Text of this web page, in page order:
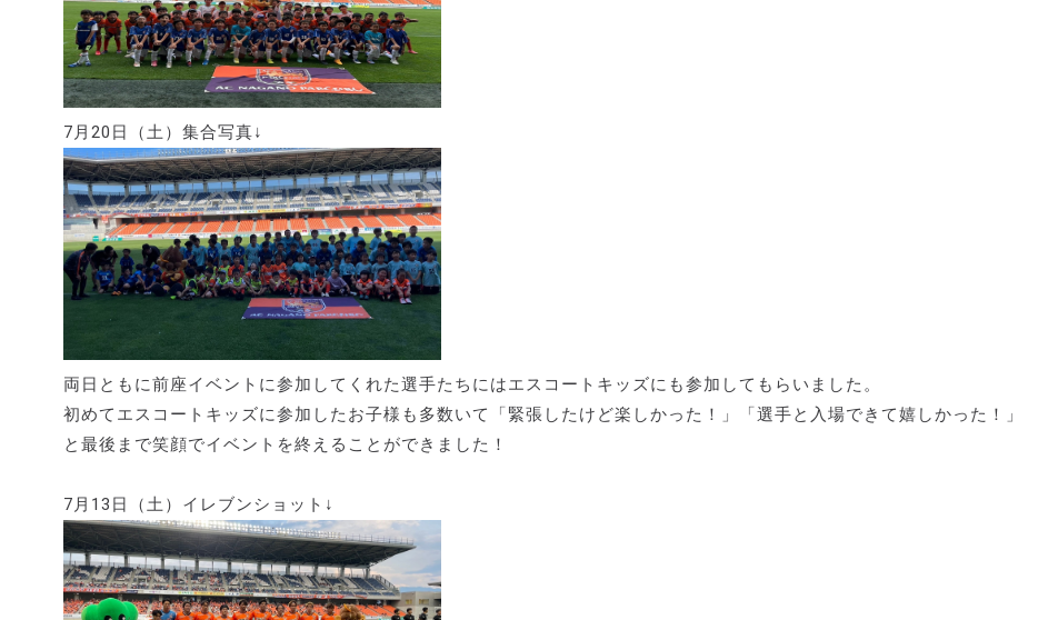
7月20日（土）集合写真↓
両日ともに前座イベントに参加してくれた選手たちにはエスコートキッズにも参加してもらいました。
初めてエスコートキッズに参加したお子様も多数いて「緊張したけど楽しかった！」「選手と入場できて嬉しかった！」
と最後まで笑顔でイベントを終えることができました！
7月13日（土）イレブンショット↓